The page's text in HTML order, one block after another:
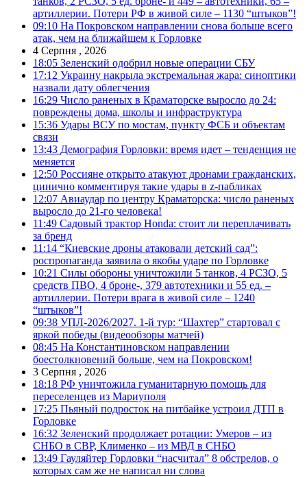
артиллерии. Потери РФ в живой силе – 1130 “штыков”!
09:10 На Покровском направлении снова больше всего
атак, чем на ближайшем к Горловке
4 Серпня , 2026
18:05 Зеленский одобрил новые операции СБУ
17:12 Украину накрыла экстремальная жара: синоптики
назвали дату облегчения
16:29 Число раненых в Краматорске выросло до 24:
повреждены дома, школы и инфраструктура
15:36 Удары ВСУ по мостам, пункту ФСБ и объектам
связи
13:43 Демография Горловки: время идет – тенденция не
меняется
12:50 Россияне открыто атакуют дронами гражданских,
цинично комментируя такие удары в z-пабликах
12:07 Авиаудар по центру Краматорска: число раненых
выросло до 21-го человека!
11:49 Садовый трактор Honda: стоит ли переплачивать
за бренд
11:14 “Киевские дроны атаковали детский сад”:
роспропаганда заявила о якобы ударе по Горловке
10:21 Силы обороны уничтожили 5 танков, 4 РСЗО, 5
средств ПВО, 4 броне-, 379 автотехники и 55 ед. –
артиллерии. Потери врага в живой силе – 1240
“штыков”!
09:38 УПЛ-2026/2027. 1-й тур: “Шахтер” стартовал с
яркой победы (видеообзоры матчей)
08:45 На Константиновском направлении
боестолкновений больше, чем на Покровском!
3 Серпня , 2026
18:18 РФ уничтожила гуманитарную помощь для
переселенцев из Мариуполя
17:25 Пьяный подросток на питбайке устроил ДТП в
Горловке
16:32 Зеленский продолжает ротации: Умеров – из
СНБО в СВР, Клименко – из МВД в СНБО
13:49 Гауляйтер Горловки “насчитал” 8 обстрелов, о
которых сам же не написал ни слова